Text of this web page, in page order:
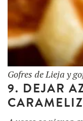
Gofres de Lieja y
9. DEJAR